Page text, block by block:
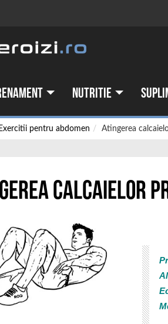
Nutritie
Exercitii pentru abdomen Atingerea
calcaielor